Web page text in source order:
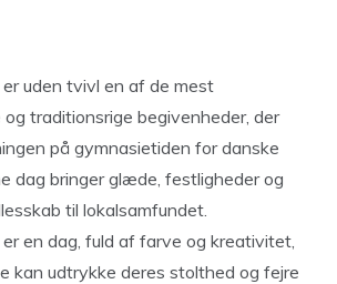
uden tvivl en af de mest
traditionsrige begivenheder, der
på gymnasietiden for danske
dag bringer glæde, festligheder og
til lokalsamfundet.
en dag, fuld af farve og kreativitet,
kan udtrykke deres stolthed og fejre